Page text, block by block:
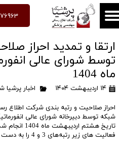
ارتقا و تمدید احراز
توسط شورای عالی
ماه 1404
۱۴ اردیبهشت ۱۴۰۴ اخبار پرشیا
احراز صلاحیت و رتبه بندی شرکت اطلاع
شبکه توسط دبیرخانه شورای عالی
تاریخ هشتم
فعالیت های زیر رتبه‌های 3 و 4 را به دست آورده است: